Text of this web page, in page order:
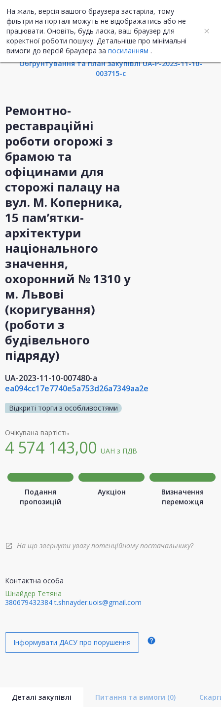
На жаль, версія вашого браузера застаріла, тому
фільтри на порталі можуть не відображатись або не
працювати. Оновіть, будь ласка, ваш браузер для
коректної роботи пошуку. Детальніше про мінімальні
вимоги до версій браузера за посиланням .
UA ENG
Інформація про закупівлю
Обгрунтування та план закупівлі UA-P-2023-11-10-
003715-c
Ремонтно-
реставраційні
роботи огорожі з
брамою та
офіцинами для
сторожі палацу на
вул. М. Коперника,
15 пам’ятки-
архітектури
національного
значення,
охоронний № 1310 у
м. Львові
(коригування)
(роботи з
будівельного
підряду)
UA-2023-11-10-007480-a
ea094cc17e7740e5a753d26a7349aa2e
Відкриті торги з особливостями
Очікувана вартість
4 574 143,00 UAH з ПДВ
Подання
пропозицій
Аукціон
Визначення
переможця
open_in_new На що звернути увагу потенційному постачальнику?
Контактна особа
Шнайдер Тетяна
380679432384 t.shnayder.uois@gmail.com
Інформувати ДАСУ про порушення help
Деталі закупівлі Питання та вимоги (0)